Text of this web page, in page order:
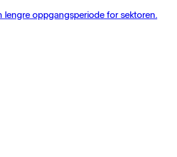
lengre oppgangsperiode for sektoren.